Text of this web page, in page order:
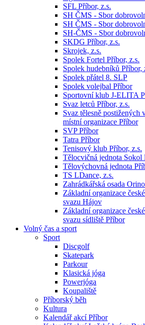
SFL Příbor, z.s.
SH ČMS - Sbor
SH ČMS - Sbor
SH-ČMS - Sbor
SKDG Příbor, z.s.
Skrojek, z.s.
Spolek Fortel Příbor, z.s.
Spolek hudebníků Příbor,
Spolek přátel 8. SLP
Spolek volejbal Příbor
Sportovní klub J-ELITA
Svaz letců Příbor, z.s.
Svaz tělesně postižených
místní organizace Příbor
SVP Příbor
Tatra Příbor
Tenisový klub Příbor, z.s.
Tělocvičná jednota Sokol
Tělovýchovná jednota
TS LDance, z.s.
Zahrádkářská osada
Základní organizace
svazu Hájov
Základní organizace
svazu sídliště Příbor
Volný čas a sport
Sport
Discgolf
Skatepark
Parkour
Klasická jóga
Powerjóga
Koupaliště
Příborský běh
Kultura
Kalendář akcí Příbor